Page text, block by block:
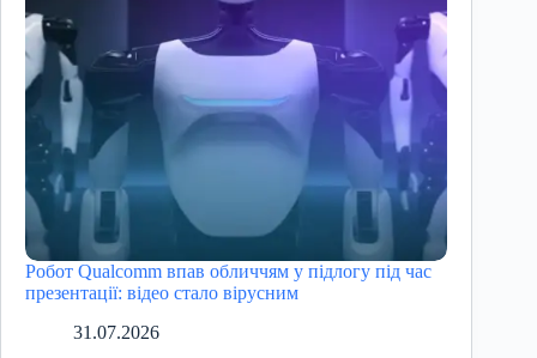
Робот Qualcomm впав обличчям у підлогу під час
презентації: відео стало вірусним
31.07.2026